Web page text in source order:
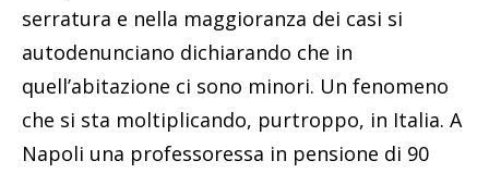
serratura e nella maggioranza dei casi si
autodenunciano dichiarando che in
quell’abitazione ci sono minori. Un fenomeno
che si sta moltiplicando, purtroppo, in Italia. A
Napoli una professoressa in pensione di 90